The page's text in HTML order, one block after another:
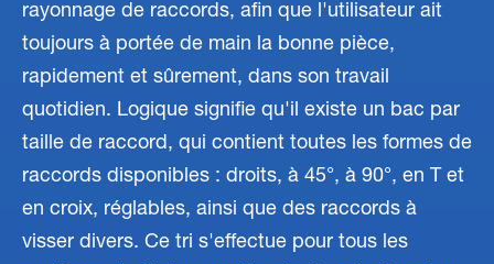
rayonnage de raccords, afin que l'utilisateur ait
toujours à portée de main la bonne pièce,
rapidement et sûrement, dans son travail
quotidien. Logique signifie qu'il existe un bac par
taille de raccord, qui contient toutes les formes de
raccords disponibles : droits, à 45°, à 90°, en T et
en croix, réglables, ainsi que des raccords à
visser divers. Ce tri s'effectue pour tous les